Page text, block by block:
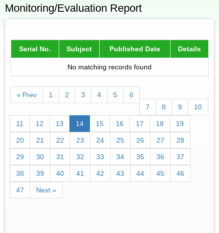
Monitoring/Evaluation Report
Serial No. Subject Published Date Details
No matching records found
« Prev 1 2 3 4 5
6
7
8 9 10
11 12 13 14 15 16 17 18 19
20 21 22 23 24 25 26 27 28
29 30 31 32 33 34 35 36 37
38 39 40 41 42 43 44 45 46
47 Next »